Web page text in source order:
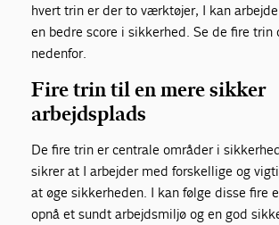
hvert trin er der to værktøjer, I kan
en bedre score i sikkerhed. Se de fire trin
nedenfor.
Fire trin til en mere sikker
arbejdsplads
De fire trin er centrale områder i
sikrer at I arbejder med forskellige og
at øge sikkerheden. I kan følge disse fire
opnå et sundt arbejdsmiljø og en god